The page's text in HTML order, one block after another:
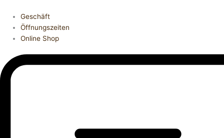
Geschäft
Öffnungszeiten
Online Shop